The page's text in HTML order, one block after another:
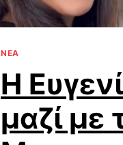
ΝΕΑ
Η
μαζί με